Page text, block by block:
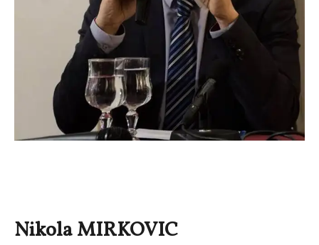
Nikola MIRKOVIC